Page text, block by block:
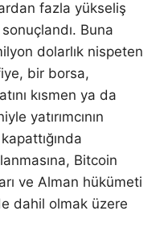
fazla yükseliş
Buna
dolarlık nispeten
bir borsa,
kısmen ya da
yatırımcının
Bitcoin
ve Alman hükümeti
dahil olmak üzere